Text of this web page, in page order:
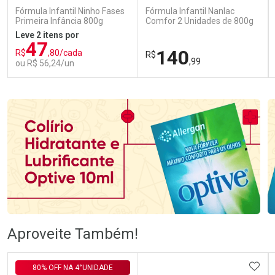
Fórmula Infantil Ninho Fases
Primeira Infância 800g
Leve 2 itens por
R$47,80/cada
ou R$ 56,24/un
Comprar sem Desconto
Por R$ 56,24/cada
Comprar sem Desconto
Por R$ 56,24/cada
Fórmula Infantil Nanlac
Comfor 2 Unidades de 800g
R$140,99
Laboratório
Comprar sem Desconto
Por Menos
Comprar sem Desconto
Aproveite Também!
80% OFF NA 4°UNIDADE